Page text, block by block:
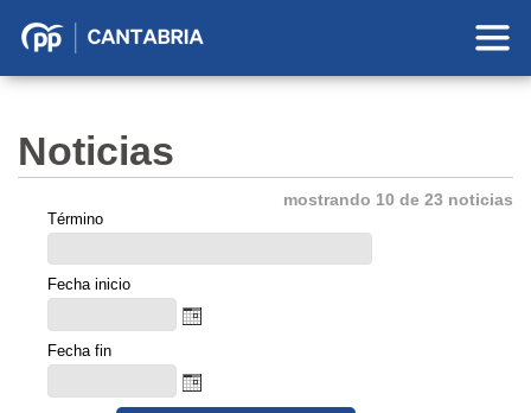
Partido
Cantabria
Noticias
mostrando 10 de 23 noticias
Término
Fecha inicio
Fecha fin